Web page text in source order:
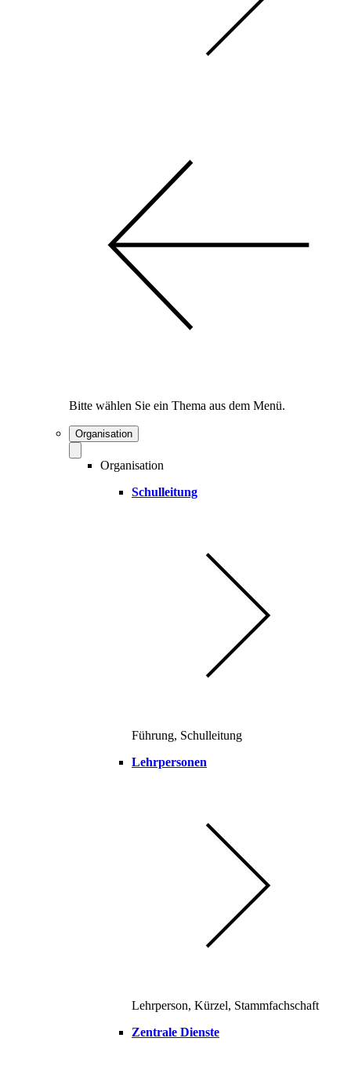
Bitte wählen Sie ein Thema aus dem Menü.
Organisation
Organisation
Schulleitung
Führung, Schulleitung
Lehrpersonen
Lehrperson, Kürzel, Stammfachschaft
Zentrale Dienste